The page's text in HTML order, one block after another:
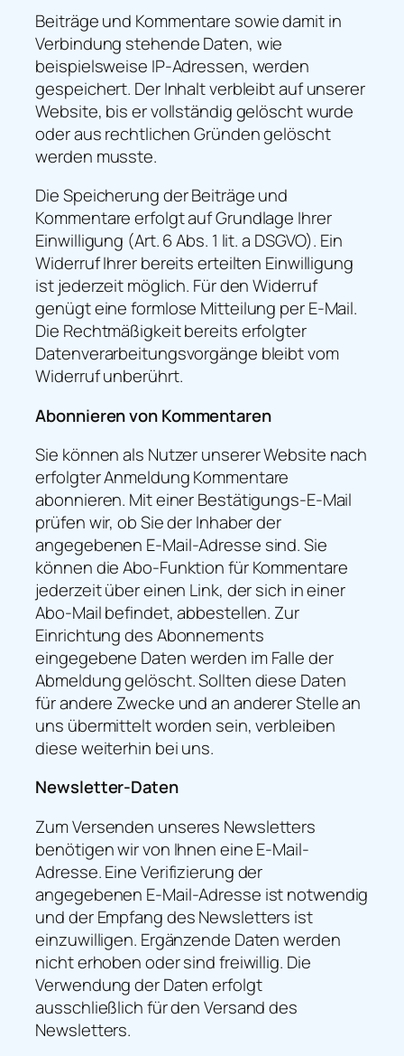
Beiträge und Kommentare sowie damit in
Verbindung stehende Daten, wie
beispielsweise IP-Adressen, werden
gespeichert. Der Inhalt verbleibt auf unserer
Website, bis er vollständig gelöscht wurde
oder aus rechtlichen Gründen gelöscht
werden musste.
Die Speicherung der Beiträge und
Kommentare erfolgt auf Grundlage Ihrer
Einwilligung (Art. 6 Abs. 1 lit. a DSGVO). Ein
Widerruf Ihrer bereits erteilten Einwilligung
ist jederzeit möglich. Für den Widerruf
genügt eine formlose Mitteilung per E-Mail.
Die Rechtmäßigkeit bereits erfolgter
Datenverarbeitungsvorgänge bleibt vom
Widerruf unberührt.
Abonnieren von Kommentaren
Sie können als Nutzer unserer Website nach
erfolgter Anmeldung Kommentare
abonnieren. Mit einer Bestätigungs-E-Mail
prüfen wir, ob Sie der Inhaber der
angegebenen E-Mail-Adresse sind. Sie
können die Abo-Funktion für Kommentare
jederzeit über einen Link, der sich in einer
Abo-Mail befindet, abbestellen. Zur
Einrichtung des Abonnements
eingegebene Daten werden im Falle der
Abmeldung gelöscht. Sollten diese Daten
für andere Zwecke und an anderer Stelle an
uns übermittelt worden sein, verbleiben
diese weiterhin bei uns.
Newsletter-Daten
Zum Versenden unseres Newsletters
benötigen wir von Ihnen eine E-Mail-
Adresse. Eine Verifizierung der
angegebenen E-Mail-Adresse ist notwendig
und der Empfang des Newsletters ist
einzuwilligen. Ergänzende Daten werden
nicht erhoben oder sind freiwillig. Die
Verwendung der Daten erfolgt
ausschließlich für den Versand des
Newsletters.